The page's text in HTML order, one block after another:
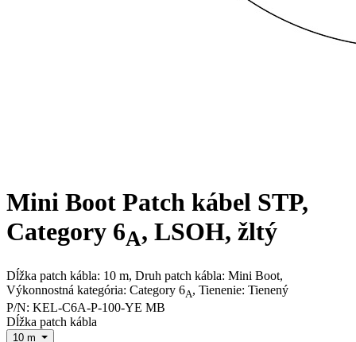
Mini Boot Patch kábel STP,
Category 6A, LSOH, žltý
Dĺžka patch kábla: 10 m, Druh patch kábla: Mini Boot,
Výkonnostná kategória: Category 6A, Tienenie: Tienený
P/N: KEL-C6A-P-100-YE MB
Dĺžka patch kábla
10 m